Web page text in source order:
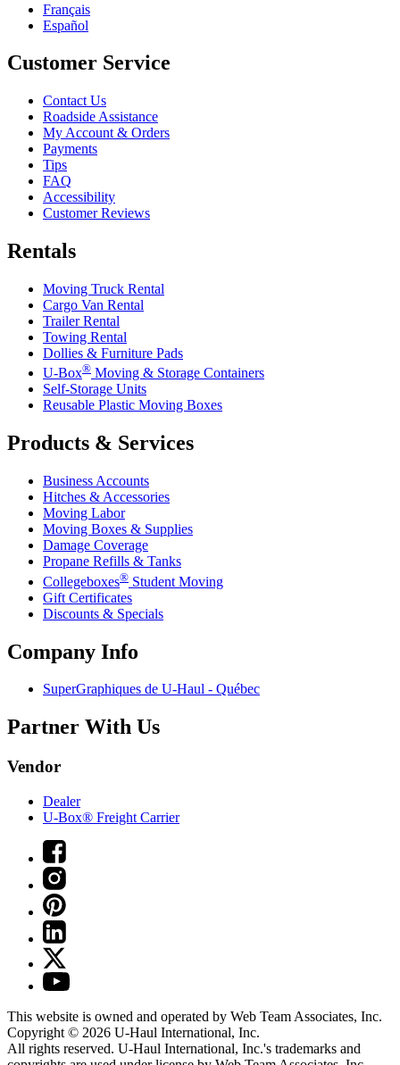
Français
Español
Customer Service
Contact Us
Roadside Assistance
My Account & Orders
Payments
Tips
FAQ
Accessibility
Customer Reviews
Rentals
Moving Truck Rental
Cargo Van Rental
Trailer Rental
Towing Rental
Dollies & Furniture Pads
U-Box® Moving & Storage Containers
Self-Storage Units
Reusable Plastic Moving Boxes
Products & Services
Business Accounts
Hitches & Accessories
Moving Labor
Moving Boxes & Supplies
Damage Coverage
Propane Refills & Tanks
Collegeboxes® Student Moving
Gift Certificates
Discounts & Specials
Company Info
SuperGraphiques de U-Haul - Québec
Partner With Us
Vendor
Dealer
U-Box® Freight Carrier
This website is owned and operated by Web Team Associates, Inc.
Copyright © 2026 U-Haul International, Inc.
All rights reserved. U-Haul International, Inc.'s trademarks and